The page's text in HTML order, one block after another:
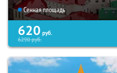
Сенная площадь
620 руб.
6290руб.